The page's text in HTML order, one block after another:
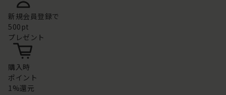
新規会員登録で
500pt
プレゼント
購入時
ポイント
1%還元